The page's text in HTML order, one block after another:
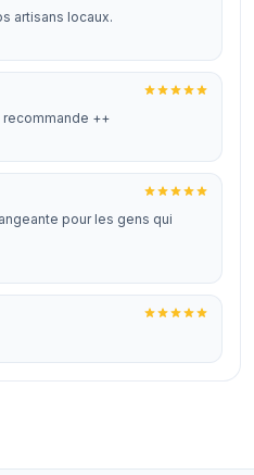
artisans locaux.
++
pour les gens qui